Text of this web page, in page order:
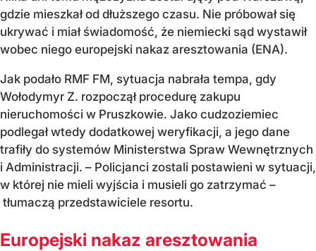
gdzie mieszkał od dłuższego czasu. Nie próbował się
ukrywać i miał świadomość, że niemiecki sąd wystawił
wobec niego europejski nakaz aresztowania (ENA).
Jak podało RMF FM, sytuacja nabrała tempa, gdy
Wołodymyr Z. rozpoczął procedurę zakupu
nieruchomości w Pruszkowie. Jako cudzoziemiec
podlegał wtedy dodatkowej weryfikacji, a jego dane
trafiły do systemów Ministerstwa Spraw Wewnętrznych
i Administracji. – Policjanci zostali postawieni w sytuacji,
w której nie mieli wyjścia i musieli go zatrzymać –
tłumaczą przedstawiciele resortu.
Europejski nakaz aresztowania